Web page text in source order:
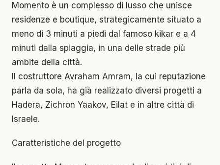
Momento è un complesso di lusso che unisce
residenze e boutique, strategicamente situato a
meno di 3 minuti a piedi dal famoso kikar e a 4
minuti dalla spiaggia, in una delle strade più
ambite della città.
Il costruttore Avraham Amram, la cui reputazione
parla da sola, ha già realizzato diversi progetti a
Hadera, Zichron Yaakov, Eilat e in altre città di
Israele.
Caratteristiche del progetto